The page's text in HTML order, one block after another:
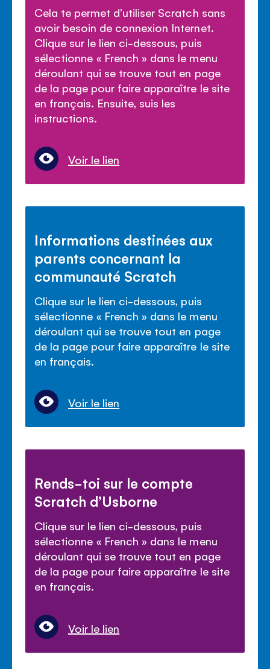
Cela te permet d’utiliser Scratch sans
avoir besoin de connexion Internet.
Clique sur le lien ci-dessous, puis
sélectionne « French » dans le menu
déroulant qui se trouve tout en page
de la page pour faire apparaître le site
en français. Ensuite, suis les
instructions.
Voir le lien
Informations destinées aux
parents concernant la
communauté Scratch
Clique sur le lien ci-dessous, puis
sélectionne « French » dans le menu
déroulant qui se trouve tout en page
de la page pour faire apparaître le site
en français.
Voir le lien
Rends-toi sur le compte
Scratch d’Usborne
Clique sur le lien ci-dessous, puis
sélectionne « French » dans le menu
déroulant qui se trouve tout en page
de la page pour faire apparaître le site
en français.
Voir le lien